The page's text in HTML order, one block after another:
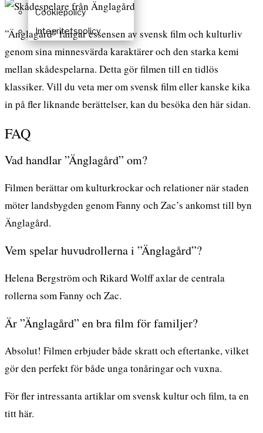
Cookiepolicy
Integritetspolicy
”Änglagård” fångar essensen av svensk film och kulturliv
genom sina minnesvärda karaktärer och den starka kemi
mellan skådespelarna. Detta gör filmen till en tidlös
klassiker. Vill du veta mer om svensk film eller kanske kika
in på fler liknande berättelser, kan du besökaden här sidan.
FAQ
Vad handlar ”Änglagård” om?
Filmen berättar om kulturkrockar och relationer när staden
möter landsbygden genom Fanny och Zac’s ankomst till byn
Änglagård.
Vem spelar huvudrollerna i ”Änglagård”?
Helena Bergström och Rikard Wolff axlar de centrala
rollerna som Fanny och Zac.
Är ”Änglagård” en bra film för familjer?
Absolut! Filmen erbjuder både skratt och eftertanke, vilket
gör den perfekt för både unga tonåringar och vuxna.
För fler intressanta artiklar om svensk kultur och film, ta en
titthär.